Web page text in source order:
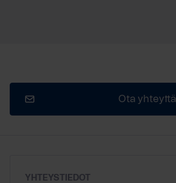
Ota yhteyttä
YHTEYSTIEDOT